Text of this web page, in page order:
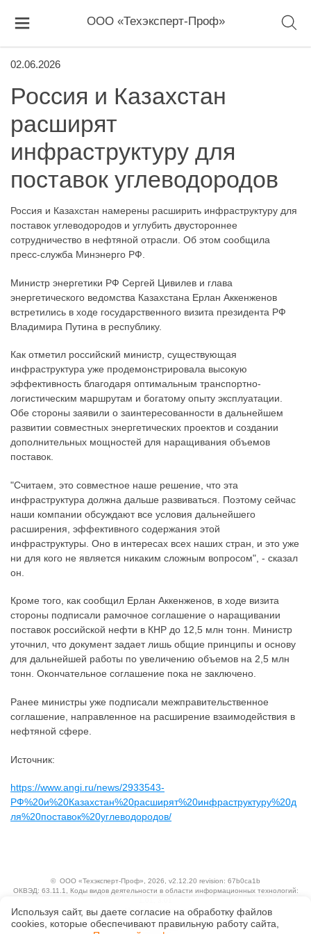
ООО «Техэксперт-Проф»
02.06.2026
Россия и Казахстан
расширят
инфраструктуру для
поставок углеводородов
Россия и Казахстан намерены расширить инфраструктуру для
поставок углеводородов и углубить двустороннее
сотрудничество в нефтяной отрасли. Об этом сообщила
пресс-служба Минэнерго РФ.
Министр энергетики РФ Сергей Цивилев и глава
энергетического ведомства Казахстана Ерлан Аккенженов
встретились в ходе государственного визита президента РФ
Владимира Путина в республику.
Как отметил российский министр, существующая
инфраструктура уже продемонстрировала высокую
эффективность благодаря оптимальным транспортно-
логистическим маршрутам и богатому опыту эксплуатации.
Обе стороны заявили о заинтересованности в дальнейшем
развитии совместных энергетических проектов и создании
дополнительных мощностей для наращивания объемов
поставок.
"Считаем, это совместное наше решение, что эта
инфраструктура должна дальше развиваться. Поэтому сейчас
наши компании обсуждают все условия дальнейшего
расширения, эффективного содержания этой
инфраструктуры. Оно в интересах всех наших стран, и это уже
ни для кого не является никаким сложным вопросом", - сказал
он.
Кроме того, как сообщил Ерлан Аккенженов, в ходе визита
стороны подписали рамочное соглашение о наращивании
поставок российской нефти в КНР до 12,5 млн тонн. Министр
уточнил, что документ задает лишь общие принципы и основу
для дальнейшей работы по увеличению объемов на 2,5 млн
тонн. Окончательное соглашение пока не заключено.
Ранее министры уже подписали межправительственное
соглашение, направленное на расширение взаимодействия в
нефтяной сфере.
Источник:
https://www.angi.ru/news/2933543-
РФ%20и%20Казахстан%20расширят%20инфраструктуру%20д
ля%20поставок%20углеводородов/
© ООО «Техэксперт-Проф» , 2026, v2.12.20 revision: 67b0ca1b
ОКВЭД: 63.11.1, Коды видов деятельности в области информационных технологий:
Ценовая политика
Используя сайт, вы даете согласие на обработку файлов
сооkiеs, которые обеспечивают правильную работу сайта,